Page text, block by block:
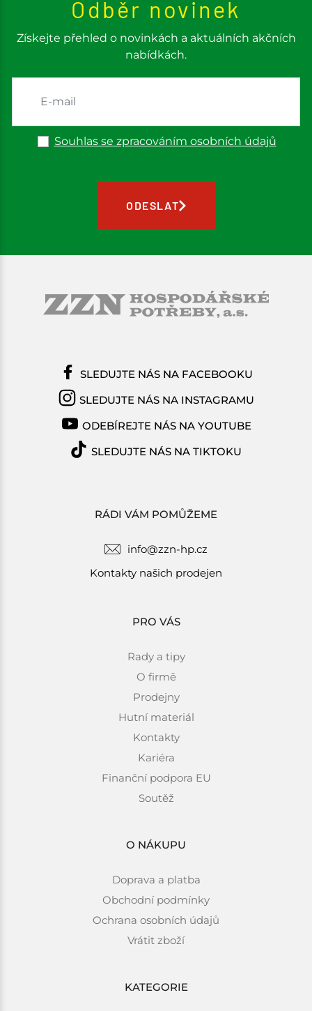
Odběr novinek
Získejte přehled o novinkách a aktuálních akčních
nabídkách.
Souhlas se zpracováním osobních údajů
ODESLAT
RÁDI VÁM POMŮŽEME
info@zzn-hp.cz
Kontakty našich prodejen
PRO VÁS
Rady a tipy
O firmě
Prodejny
Hutní materiál
Kontakty
Kariéra
Finanční podpora EU
Soutěž
O NÁKUPU
Doprava a platba
Obchodní podmínky
Ochrana osobních údajů
Vrátit zboží
KATEGORIE
SLEDUJTE NÁS NA FACEBOOKU
SLEDUJTE NÁS NA INSTAGRAMU
ODEBÍREJTE NÁS NA YOUTUBE
SLEDUJTE NÁS NA TIKTOKU